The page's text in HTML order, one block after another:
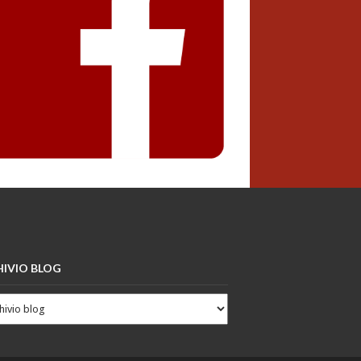
BLOG